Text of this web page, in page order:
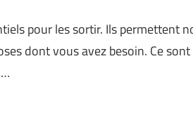
pour les sortir. Ils permettent
dont vous avez besoin. Ce